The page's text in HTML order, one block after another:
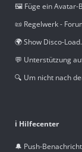
🖼️ Füge ein Avatar-
📜 Regelwerk -
🌍 Show Disco-
💬 Unterstützung
🔍 Um nicht nach
ℹ️ Hilfecenter
🔔 Push-